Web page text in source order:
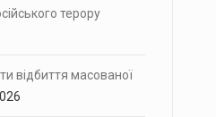
терору
відбиття масованої